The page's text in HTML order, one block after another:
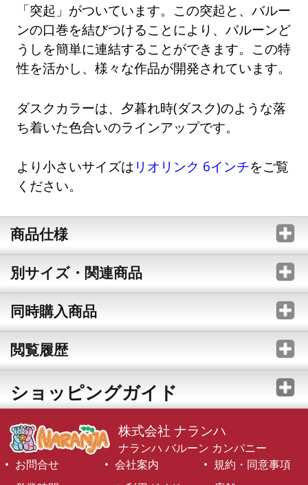
「突起」がついています。この突起と、バルー
ンの口巻を結びつけることにより、バルーンど
うしを簡単に連結することができます。この特
性を活かし、様々な作品が開発されています。
ダスクカラーは、夕暮れ時(ダスク)のような落
ち着いた色合いのラインアップです。
より小さいサイズは リオリンク 6インチをご覧
ください。
商品仕様
別サイズ・関連商品
同時購入商品
閲覧履歴
ショッピングガイド
株式会社 ナランハ
ナランハ バルーン カンパニー
お問合せ
会社案内
規約・同意事項